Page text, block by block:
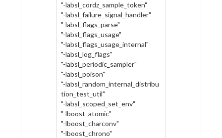
"-labsl_cordz_sample_token"
"-labsl_failure_signal_handler"
"-labsl_flags_parse"
"-labsl_flags_usage"
"-labsl_flags_usage_internal"
"-labsl_log_flags"
"-labsl_periodic_sampler"
"-labsl_poison"
"-labsl_random_internal_distribu
tion_test_util"
"-labsl_scoped_set_env"
"-lboost_atomic"
"-lboost_charconv"
"-lboost_chrono"